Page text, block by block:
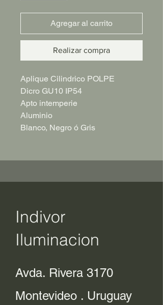
Agregar al carrito
Realizar compra
Aplique Cilindrico POLPE
Dicro GU10 IP54
Apto intemperie
Aluminio
Blanco, Negro ó Gris
Indivor
Iluminacion
Avda. Rivera 3170
Montevideo . Uruguay